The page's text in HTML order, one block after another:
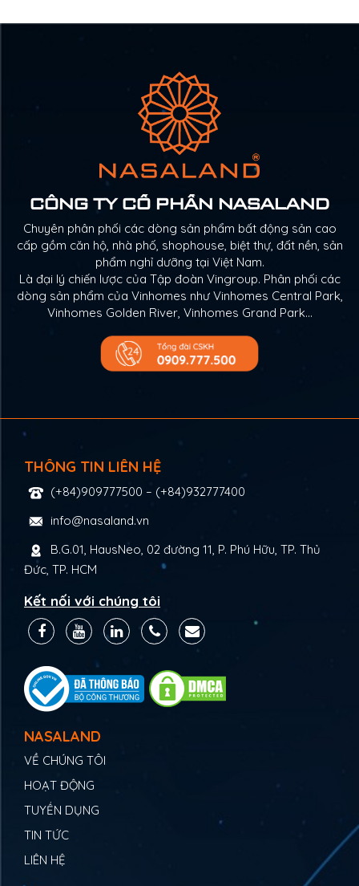
CÔNG TY CỔ PHẦN NASALAND
Chuyên phân phối các dòng sản phẩm bất động sản cao
cấp gồm căn hộ, nhà phố, shophouse, biệt thự, đất nền, sản
phẩm nghỉ dưỡng tại Việt Nam.
Là đại lý chiến lược của Tập đoàn Vingroup. Phân phối các
dòng sản phẩm của Vinhomes như Vinhomes Central Park,
Vinhomes Golden River, Vinhomes Grand Park…
THÔNG TIN LIÊN HỆ
(+84)909777500 – (+84)932777400
info@nasaland.vn
B.G.01, HausNeo, 02 đường 11, P. Phú Hữu, TP. Thủ
Đức, TP. HCM
Kết nối với chúng tôi
NASALAND
VỀ CHÚNG TÔI
HOẠT ĐỘNG
TUYỂN DỤNG
TIN TỨC
LIÊN HỆ